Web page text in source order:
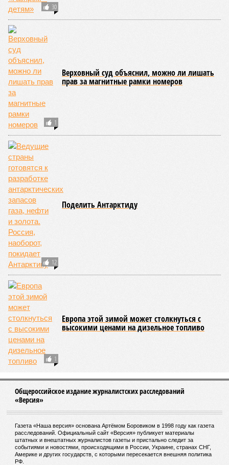
Стоимость серебра достигла двухлетнего
максимума
На смену рекламным листовкам пришли
СЛУЧАЙНЫЕ СТАТЬИ